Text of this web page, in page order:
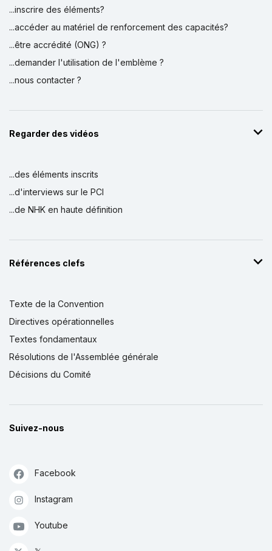
...inscrire des éléments?
...accéder au matériel de renforcement des capacités?
...être accrédité (ONG) ?
...demander l'utilisation de l'emblème ?
...nous contacter ?
Regarder des vidéos
...des éléments inscrits
...d'interviews sur le PCI
...de NHK en haute définition
Références clefs
Texte de la Convention
Directives opérationnelles
Textes fondamentaux
Résolutions de l'Assemblée générale
Décisions du Comité
Suivez-nous
Facebook
Instagram
Youtube